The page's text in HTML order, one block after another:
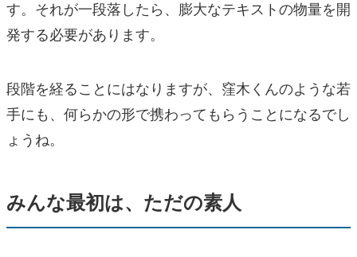
す。それが一段落したら、膨大なテキストの物量を開
発する必要があります。
段階を経ることにはなりますが、窪木くんのような若
手にも、何らかの形で携わってもらうことになるでし
ょうね。
みんな最初は、ただの素人